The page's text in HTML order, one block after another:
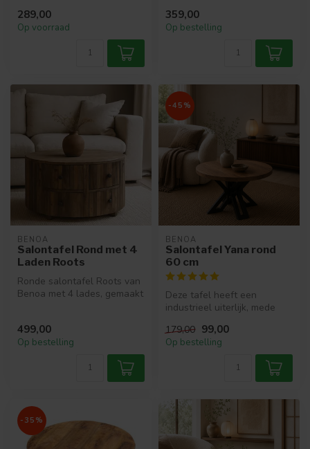
289,00
Op voorraad
Hierdoor o...
359,00
Op bestelling
BENOA
Salontafel Rond met 4
Laden Roots
Ronde salontafel Roots van
Benoa met 4 lades, gemaakt
499,00
Op bestelling
-45%
BENOA
Salontafel Yana rond
60 cm
Deze tafel heeft een
industrieel uiterlijk, mede
matrixfr...
179,00 99,00
Op bestelling
-35%